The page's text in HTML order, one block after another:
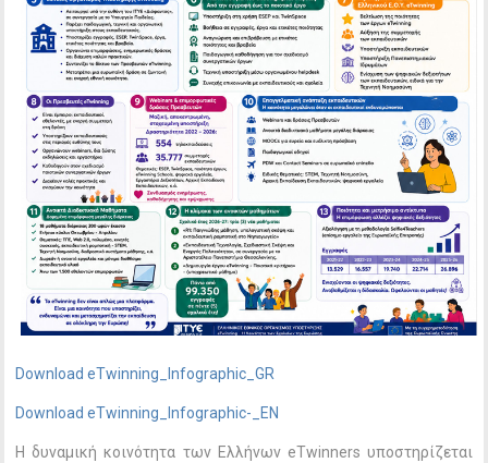
Download eTwinning_Infographic_GR
Download eTwinning_Infographic-_EN
Η δυναμική κοινότητα των Ελλήνων eTwinners υποστηρίζεται